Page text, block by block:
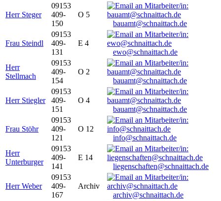
Herr Steger
09153
409-
150
O 5
bauamt@schnaittach.de
Frau Steindl
09153
409-
131
E 4
ewo@schnaittach.de
Herr
Stellmach
09153
409-
154
O 2
bauamt@schnaittach.de
Herr Stiegler
09153
409-
151
O 4
bauamt@schnaittach.de
Frau Stöhr
09153
409-
121
O 12
info@schnaittach.de
Herr
Unterburger
09153
409-
141
E 14
liegenschaften@schnaittach.de
Herr Weber
09153
409-
167
Archiv
archiv@schnaittach.de